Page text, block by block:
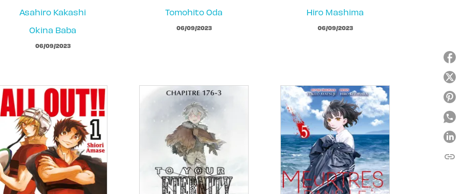
Asahiro Kakashi
Okina Baba
06/09/2023
Tomohito Oda
06/09/2023
Hiro Mashima
06/09/2023
link